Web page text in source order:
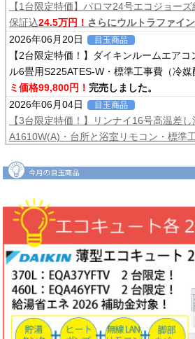
【1台限定特価】パロマ24号エコジョー
保証込24.5万円！ さらにウルトラファイ
2026年06月20日
目玉商品
【2台限定特価！】ダイキンルームエア
ル6畳用S225ATES-W・標準工事費（冷媒
ミ価格99,800円！ 完売しました。
2026年06月04日
目玉商品
【3台限定特価！】リンナイ16号高温差
A1610W(A)・台所と浴室リモコン・標準
2026年06月04日
デル6畳用S225ATCS-W・標準工事費（
年保証付きコミコミ価格128,000円！
2026年06月02日
キャンペーン
ノーリツでおトクに買替え！ノーリツ対
リ接続で
現金最大35,000円
がもれなくも
ャンペーン2026第2弾。キャンペーン期
18日まで
2026年06月02日
目玉商品
【1台限定特価！】三菱ルームエアコン霧